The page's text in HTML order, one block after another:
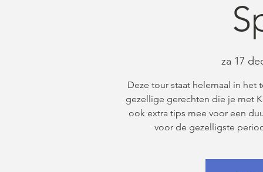
za 17
Deze tour staat helemaal in het
gezellige gerechten die je met
ook extra tips mee voor een
voor de gezelligste